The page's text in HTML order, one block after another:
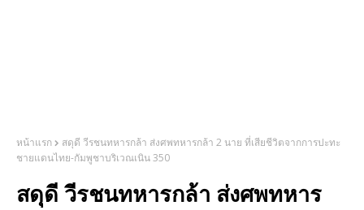
หน้าแรก
สดุดี วีรชนทหารกล้า ส่งศพทหารกล้า 2 นาย ที่เสียชีวิตจากการปะทะ
ชายแดนไทย-กัมพูชาบริเวณเนิน 350
สดุดี วีรชนทหารกล้า ส่งศพทหาร